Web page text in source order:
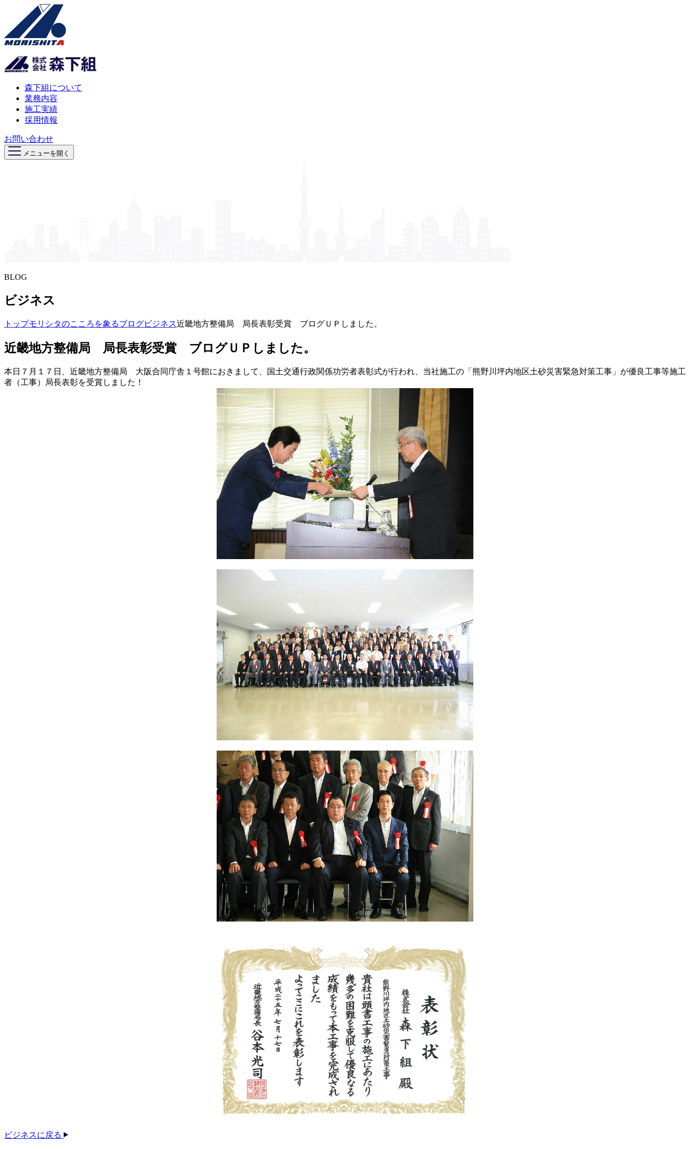
森下組について
業務内容
施工実績
採用情報
お問い合わせ
メニューを開く
BLOG
ビジネス
トップモリシタの​こころを​象る​ブログビジネス近畿地方整備局 局長表彰受賞 ブログＵＰしました。
近畿地方整備局 局長表彰受賞 ブログＵＰしました。
本日７月１７日、近畿地方整備局 大阪合同庁舎１号館におきまして、国土交通行政関係功労者表彰式が行われ、当社施工の「熊野川坪内地区土砂災害緊急対策工事」が優良工事等施工
者（工事）局長表彰を受賞しました！
ビジネスに戻る